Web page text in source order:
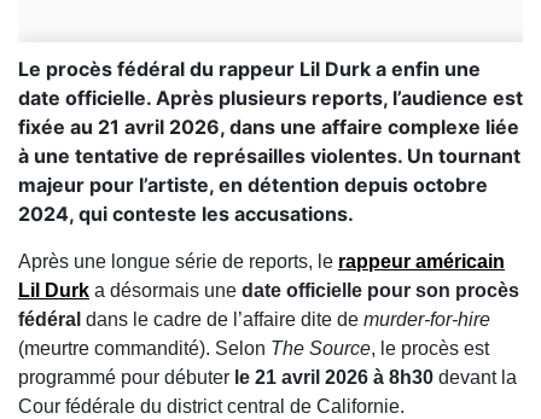
Le procès fédéral du rappeur Lil Durk a enfin une
date officielle. Après plusieurs reports, l’audience est
fixée au 21 avril 2026, dans une affaire complexe liée
à une tentative de représailles violentes. Un tournant
majeur pour l’artiste, en détention depuis octobre
2024, qui conteste les accusations.
Après une longue série de reports, le rappeur américain
Lil Durk a désormais une date officielle pour son procès
fédéral dans le cadre de l’affaire dite de murder-for-hire
(meurtre commandité). Selon The Source, le procès est
programmé pour débuter le 21 avril 2026 à 8h30 devant la
Cour fédérale du district central de Californie.